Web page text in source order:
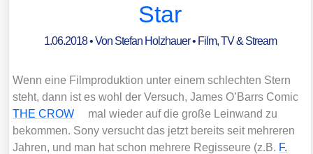
Star
1.06.2018• Von Stefan Holzhauer• Film, TV & Stream
Wenn eine Film­pro­duk­ti­on unter einem schlech­ten Stern
steht, dann ist es wohl der Ver­such, James O’Barrs Comic
THE CROW
mal wie­der auf die gro­ße Lein­wand zu
bekom­men. Sony ver­sucht das jetzt bereits seit meh­re­ren
Jah­ren, und man hat schon meh­re­re Regis­seu­re (z.B. F.